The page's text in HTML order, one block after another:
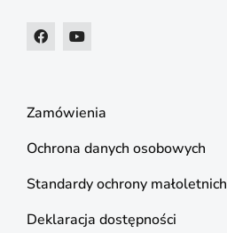
Zamówienia
Ochrona danych osobowych
Standardy ochrony małoletnich
Deklaracja dostępności